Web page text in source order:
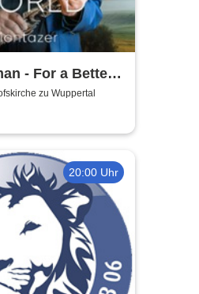
- For a Better
zu Wuppertal
20:00 Uhr